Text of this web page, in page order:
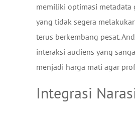
memiliki optimasi metadata
yang tidak segera
terus berkembang pesat.
interaksi audiens yang
menjadi harga mati agar
Integrasi